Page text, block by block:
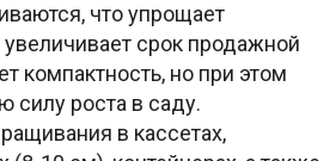
что упрощает
увеличивает срок продажной
компактность, но при этом
силу роста в саду.
в кассетах,